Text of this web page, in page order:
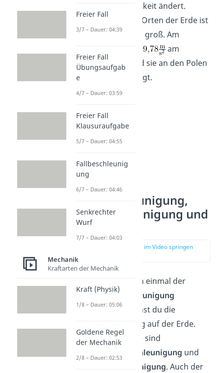
seine Geschwindigkeit ändert.
An verschiedenen Orten der Erde ist
sie unterschiedlich groß. Am
am
kleinsten, während sie an den Polen
ganze
beträgt.
Fallbeschleunigung,
Erdbeschleunigung und
Ortsfaktor
zur Stelle im Video springen
Sicher ist dir schon einmal der
Begriff Erdbeschleunigung
begegnet. So nennst du die
Fallbeschleunigung auf der Erde.
Weitere Synonyme sind
Gravitationsbeschleunigung und
Schwerebeschleunigung. Auch der
Freier Fall
3/7 – Dauer: 04:39
Freier Fall
Übungsaufgab
e
4/7 – Dauer: 03:59
Freier Fall
Klausuraufgabe
5/7 – Dauer: 04:55
Fallbeschleunig
ung
6/7 – Dauer: 04:46
Senkrechter
Wurf
7/7 – Dauer: 04:03
Mechanik
Kraftarten der Mechanik
Kraft (Physik)
1/8 – Dauer: 05:06
Goldene Regel
der Mechanik
2/8 – Dauer: 02:53